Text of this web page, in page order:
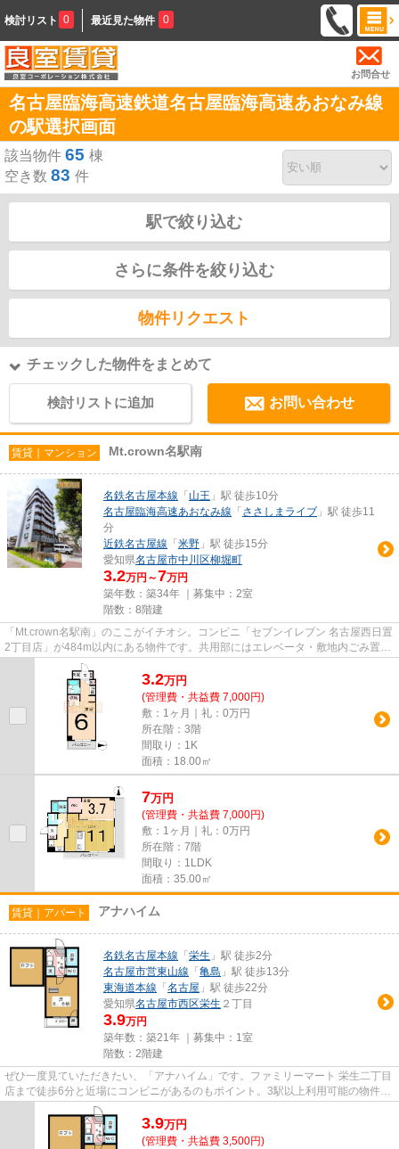
検討リスト 0 最近見た物件 0
お問合せ
名古屋臨海高速鉄道名古屋臨海高速あおなみ線
の駅選択画面
該当物件 65 棟
空き数 83 件
駅で絞り込む
さらに条件を絞り込む
物件リクエスト
チェックした物件をまとめて
検討リストに追加 お問い合わせ
賃貸｜マンション Mt.crown名駅南
名鉄名古屋本線 「 山王 」駅 徒歩10分
名古屋臨海高速あおなみ線 「 ささしまライブ 」駅 徒歩11
分
近鉄名古屋線 「 米野 」駅 徒歩15分
愛知県名古屋市中川区柳堀町
3.2万円～7万円
築年数：築34年 ｜募集中： 2室
階数：8階建
「Mt.crown名駅南」のここがイチオシ。コンビニ「セブンイレブン 名古屋西日置
2丁目店」が484m以内にある物件です。共用部にはエレベータ・敷地内ごみ置き
場などが揃っております。好...
3.2万円
(管理費・共益費 7,000円)
敷：1ヶ月｜礼：0万円
所在階：3階
間取り：1K
面積：18.00㎡
7万円
(管理費・共益費 7,000円)
敷：1ヶ月｜礼：0万円
所在階：7階
間取り：1LDK
面積：35.00㎡
賃貸｜アパート アナハイム
名鉄名古屋本線 「 栄生 」駅 徒歩2分
名古屋市営東山線 「 亀島 」駅 徒歩13分
東海道本線 「 名古屋 」駅 徒歩22分
愛知県名古屋市西区栄生 ２丁目
3.9万円
築年数：築21年 ｜募集中： 1室
階数：2階建
ぜひ一度見ていただきたい、「アナハイム」です。ファミリーマート 栄生二丁目
店まで徒歩6分と近場にコンビニがあるのもポイント。3駅以上利用可能の物件な
らお出かけも便利です。最上...
3.9万円
(管理費・共益費 3,500円)